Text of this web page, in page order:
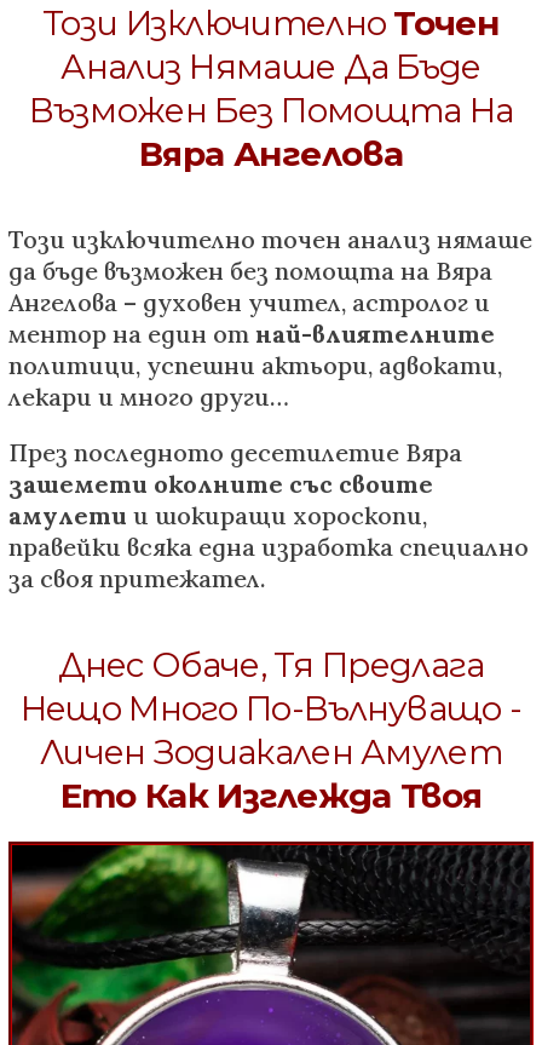
Този Изключително Точен
Анализ Нямаше Да Бъде
Възможен Без Помощта На
Вяра Ангелова
Този изключително точен анализ нямаше
да бъде възможен без помощта на Вяра
Ангелова – духовен учител, астролог и
ментор на един от най-влиятелните
политици, успешни актьори, адвокати,
лекари и много други…
През последното десетилетие Вяра
зашемети околните със своите
амулети и шокиращи хороскопи,
правейки всяка една изработка специално
за своя притежател.
Днес Обаче, Тя Предлага
Нещо Много По-Вълнуващо -
Личен Зодиакален Амулет
Ето Как Изглежда Твоя